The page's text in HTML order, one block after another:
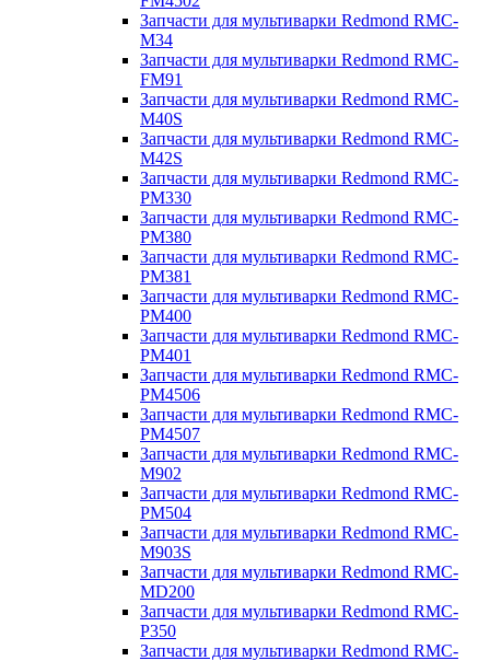
Запчасти для мультиварки Redmond RMC-
M34
Запчасти для мультиварки Redmond RMC-
FM91
Запчасти для мультиварки Redmond RMC-
M40S
Запчасти для мультиварки Redmond RMC-
M42S
Запчасти для мультиварки Redmond RMC-
PM330
Запчасти для мультиварки Redmond RMC-
PM380
Запчасти для мультиварки Redmond RMC-
PM381
Запчасти для мультиварки Redmond RMC-
PM400
Запчасти для мультиварки Redmond RMC-
PM401
Запчасти для мультиварки Redmond RMC-
PM4506
Запчасти для мультиварки Redmond RMC-
PM4507
Запчасти для мультиварки Redmond RMC-
M902
Запчасти для мультиварки Redmond RMC-
PM504
Запчасти для мультиварки Redmond RMC-
M903S
Запчасти для мультиварки Redmond RMC-
MD200
Запчасти для мультиварки Redmond RMC-
P350
Запчасти для мультиварки Redmond RMC-